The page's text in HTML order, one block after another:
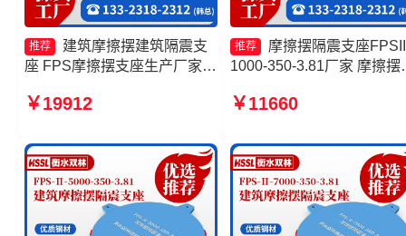
推荐
建筑摩擦摆建筑隔震支
座 FPS摩擦摆支座生产厂家
FJZQZ9000GD厂家 建筑减隔
￥19912
推荐
摩擦摆隔震支座
1000-350-3.81厂家 摩擦摆
源头工厂 FPS建筑摩擦摆
9000-350-3.81源头工厂
￥11660